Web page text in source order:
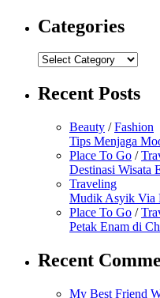
Categories
Categories
Recent Posts
Beauty /Fashion
Tips Menjaga
Place To Go /
Destinasi Wisata
Traveling
Mudik Asyik Via
Place To Go /
Petak Enam di
Recent
My Best Friend